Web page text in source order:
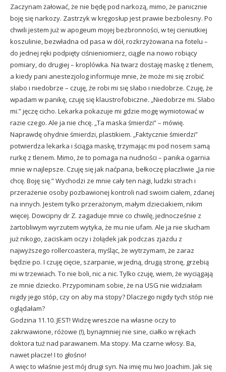
Zaczynam żałować, że nie będę pod narkozą, mimo, że panicznie
boję się narkozy. Zastrzyk w kręgosłup jest prawie bezbolesny. Po
chwili jestem już w apogeum mojej bezbronności, w tej cieniutkiej
koszulinie, bezwładna od pasa w dół, rozkrzyżowana na fotelu –
do jednej ręki podpięty ciśnieniomierz, ciągle na nowo robiący
pomiary, do drugiej – kroplówka. Na twarz dostaję maskę z tlenem,
a kiedy pani anestezjolog informuje mnie, że może mi się zrobić
słabo i niedobrze – czuję, że robi mi się słabo i niedobrze. Czuję, że
wpadam w panikę, czuję się klaustrofobiczne. „Niedobrze mi. Słabo
mi.” jęczę cicho. Lekarka pokazuje mi gdzie mogę wymiotować w
razie czego. Ale ja nie chcę. „Ta maska śmierdzi” – mówię.
Naprawdę ohydnie śmierdzi, plastikiem. „Faktycznie śmierdzi”
potwierdza lekarka i ściąga maskę, trzymając mi pod nosem samą
rurkę z tlenem. Mimo, że to pomaga na nudności – panika ogarnia
mnie w najlepsze. Czuję się jak naćpana, bełkoczę płaczliwie „Ja nie
chcę. Boję się.” Wychodzi ze mnie cały ten nagi, ludzki strach i
przerażenie osoby pozbawionej kontroli nad swoim ciałem, zdanej
na innych. Jestem tylko przerażonym, małym dzieciakiem, nikim
więcej. Dowcipny dr Z. zagaduje mnie co chwilę, jednocześnie z
żartobliwym wyrzutem wytyka, że mu nie ufam. Ale ja nie słucham
już nikogo, zaciskam oczy i żołądek jak podczas zjazdu z
najwyższego rollercoastera, myśląc, że wytrzymam, że zaraz
będzie po. I czuję cięcie, szarpanie, w jedną, drugą stronę, grzebią
mi w trzewiach. To nie boli, nic a nic. Tylko czuję, wiem, że wyciągają
ze mnie dziecko. Przypominam sobie, że na USG nie widziałam
nigdy jego stóp, czy on aby ma stopy? Dlaczego nigdy tych stóp nie
oglądałam?
Godzina 11.10. JEST! Widzę wreszcie na własne oczy to
zakrwawione, różowe (!), bynajmniej nie sine, ciałko w rękach
doktora tuż nad parawanem. Ma stopy. Ma czarne włosy. Ba,
nawet płacze! I to głośno!
A więc to właśnie jest mój drugi syn. Na imię mu Iwo Joachim. Jak się